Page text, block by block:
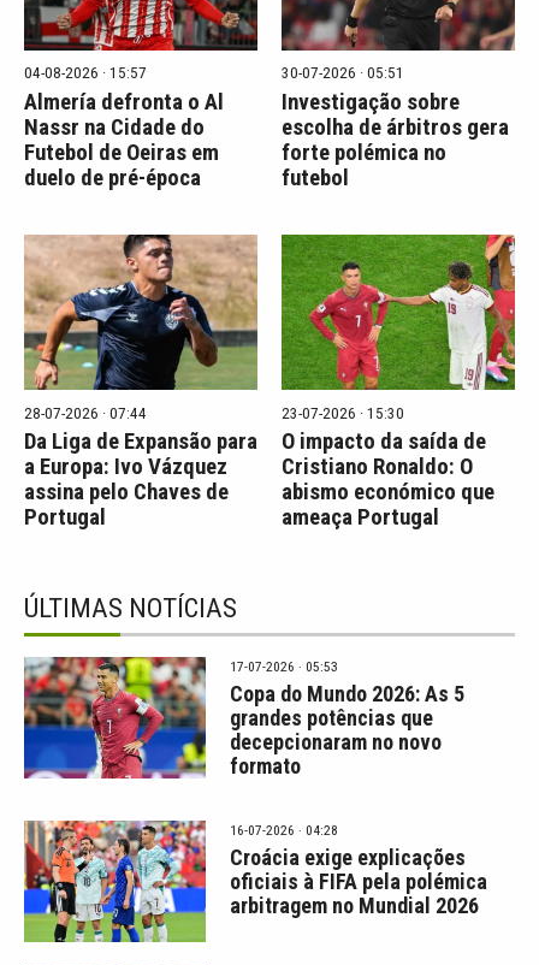
04-08-2026 · 15:57
Almería defronta o Al
Nassr na Cidade do
Futebol de Oeiras em
duelo de pré-época
30-07-2026 · 05:51
Investigação sobre
escolha de árbitros gera
forte polémica no
futebol
28-07-2026 · 07:44
Da Liga de Expansão para
a Europa: Ivo Vázquez
assina pelo Chaves de
Portugal
23-07-2026 · 15:30
O impacto da saída de
Cristiano Ronaldo: O
abismo económico que
ameaça Portugal
ÚLTIMAS NOTÍCIAS
17-07-2026 · 05:53
Copa do Mundo 2026: As 5
grandes potências que
decepcionaram no novo
formato
16-07-2026 · 04:28
Croácia exige explicações
oficiais à FIFA pela polémica
arbitragem no Mundial 2026